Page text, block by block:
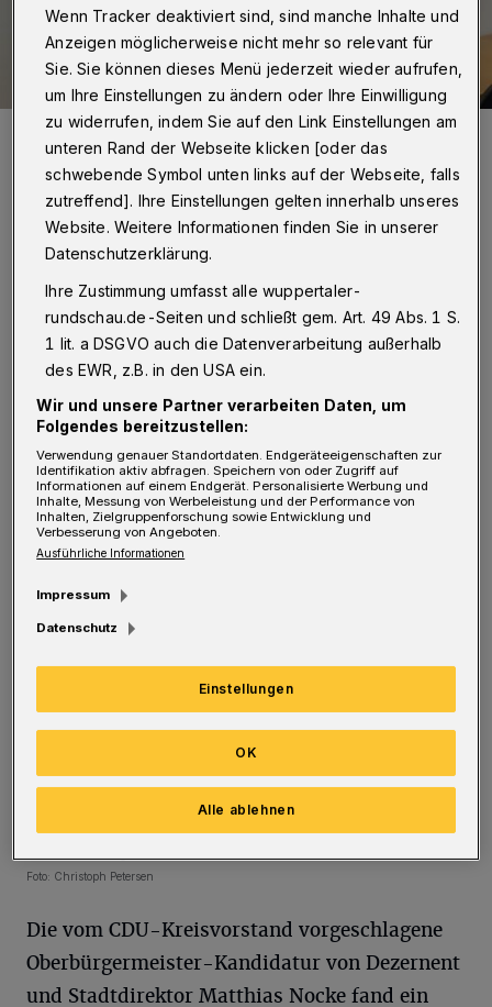
SPD-Chefin Miriam Scherff möchte Wuppertals zweite
Oberbürgermeisterin werden
Foto: Wuppertaler Rundschau/sts
B ei einem Nominierungsparteitag der SPD
votierten 82 Delegierte – das sind 79
Prozent – für die 35 Jahre alte Cronenberger
Bezirksbürgermeisterin und SPD-Chefin – bei
14 Nein-Stimmen und acht Enthaltungen.
Gegenkandidaturen gab es nicht.
Matthias Nocke hat ein sehr ähnliches Ziel – als Wuppertals zweiter
Foto: Christoph Petersen
Die vom CDU-Kreisvorstand vorgeschlagene
Oberbürgermeister-Kandidatur von Dezernent
und Stadtdirektor Matthias Nocke fand ein
Wenn Tracker deaktiviert sind, sind manche Inhalte und
Anzeigen möglicherweise nicht mehr so relevant für
Sie. Sie können dieses Menü jederzeit wieder aufrufen,
um Ihre Einstellungen zu ändern oder Ihre Einwilligung
zu widerrufen, indem Sie auf den Link Einstellungen am
unteren Rand der Webseite klicken [oder das
schwebende Symbol unten links auf der Webseite, falls
zutreffend]. Ihre Einstellungen gelten innerhalb unseres
Website. Weitere Informationen finden Sie in unserer
Datenschutzerklärung.
Ihre Zustimmung umfasst alle wuppertaler-
rundschau.de-Seiten und schließt gem. Art. 49 Abs. 1 S.
1 lit. a DSGVO auch die Datenverarbeitung außerhalb
des EWR, z.B. in den USA ein.
Wir und unsere Partner verarbeiten Daten, um
Folgendes bereitzustellen:
Verwendung genauer Standortdaten. Endgeräteeigenschaften zur
Identifikation aktiv abfragen. Speichern von oder Zugriff auf
Informationen auf einem Endgerät. Personalisierte Werbung und
Inhalte, Messung von Werbeleistung und der Performance von
Inhalten, Zielgruppenforschung sowie Entwicklung und
Verbesserung von Angeboten.
Ausführliche Informationen
Impressum
Datenschutz
Einstellungen
Alle ablehnen
OK